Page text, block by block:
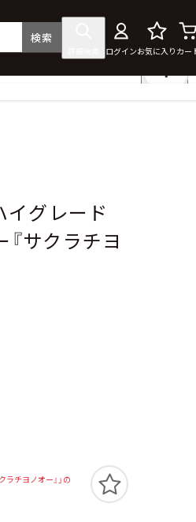
検索
ログインお気に入り カー
イグレード
サクラチヨ
チヨノオー』」の